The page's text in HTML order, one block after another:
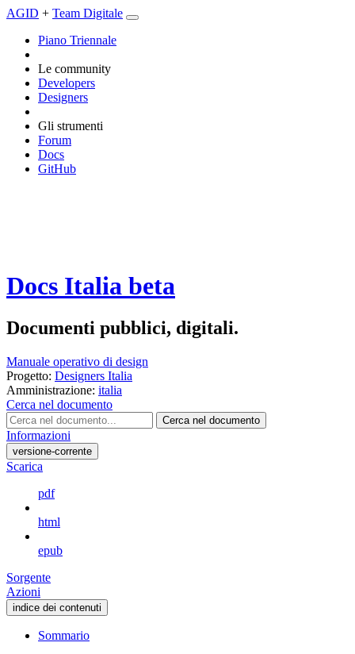
AGID + Team Digitale
Piano Triennale
Le community
Developers
Designers
Gli strumenti
Forum
Docs
GitHub
Docs Italia beta
Documenti pubblici, digitali.
Manuale operativo di design
Progetto: Designers Italia
Amministrazione: italia
Cerca nel documento
Cerca nel documento
Informazioni
versione-corrente
Scarica
pdf
html
epub
Sorgente
Azioni
indice dei contenuti
Sommario